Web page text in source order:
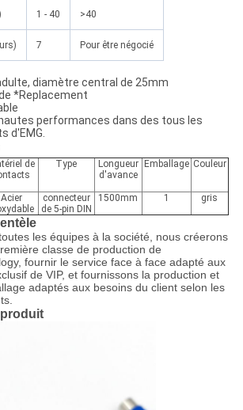
1 - 40 >40
7 Pour être négocié
diamètre central de 25mm
*Replacement
performances dans des tous les
d'EMG.
de
Type
Longueur
d'avance
Emballage Couleur
Acier
connecteur
de 5-pin DIN
1500mm 1 gris
les équipes à la société, nous créerons
classe de production de
fournir le service face à face adapté aux
de VIP, et fournissons la production et
adaptés aux besoins du client selon les